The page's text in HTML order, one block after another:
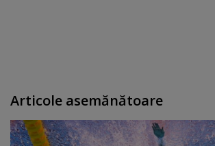
Articole asemănătoare